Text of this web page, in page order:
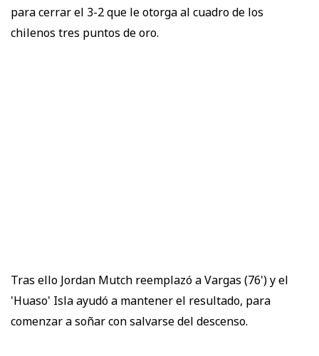
para cerrar el 3-2 que le otorga al cuadro de los
chilenos tres puntos de oro.
Tras ello Jordan Mutch reemplazó a Vargas (76') y el
'Huaso' Isla ayudó a mantener el resultado, para
comenzar a soñar con salvarse del descenso.